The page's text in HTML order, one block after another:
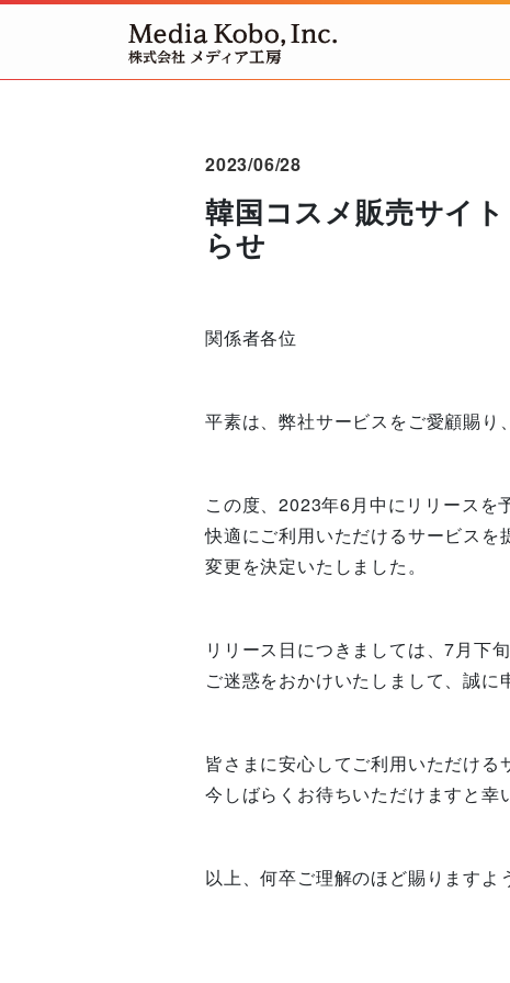
2023/06/28
韓国コスメ販売サイ
らせ
関係者各位
平素は、弊社サービスをご愛顧賜り
この度、2023年6月中にリリース
快適にご利用いただけるサービス
変更を決定いたしました。
リリース日につきましては、7月下
ご迷惑をおかけいたしまして、誠に
皆さまに安心してご利用いただけ
今しばらくお待ちいただけますと幸
以上、何卒ご理解のほど賜りますよ